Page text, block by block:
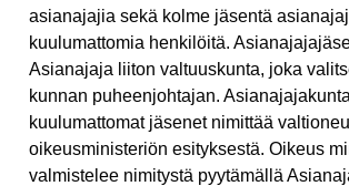
asianajajia sekä kolme jäsentä
kuulumattomia henkilöitä.
Asianajaja liiton valtuuskunta, joka
kunnan puheenjohtajan.
kuulumattomat jäsenet nimittää
oikeusministeriön esityksestä. Oikeus
valmistelee nimitystä pyytämällä